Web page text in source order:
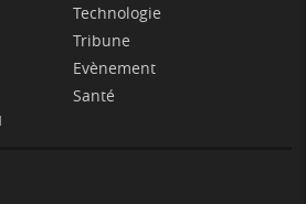
Technologie
Tribune
Evènement
Santé